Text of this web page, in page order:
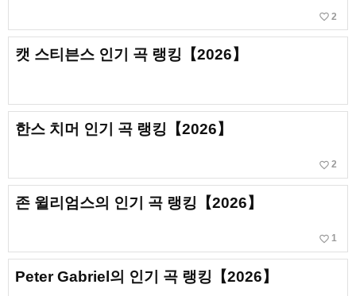
favorite_border 2
캣 스티븐스 인기 곡 랭킹【2026】
한스 치머 인기 곡 랭킹【2026】
favorite_border 2
존 윌리엄스의 인기 곡 랭킹【2026】
favorite_border 1
Peter Gabriel의 인기 곡 랭킹【2026】